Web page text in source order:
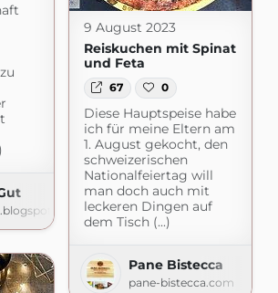
9 August 2023
Reiskuchen mit Spinat
und Feta
67 0
Diese Hauptspeise habe
ich für meine Eltern am
1. August gekocht, den
schweizerischen
Nationalfeiertag will
man doch auch mit
leckeren Dingen auf
dem Tisch (...)
Pane Bistecca
pane-bistecca.com